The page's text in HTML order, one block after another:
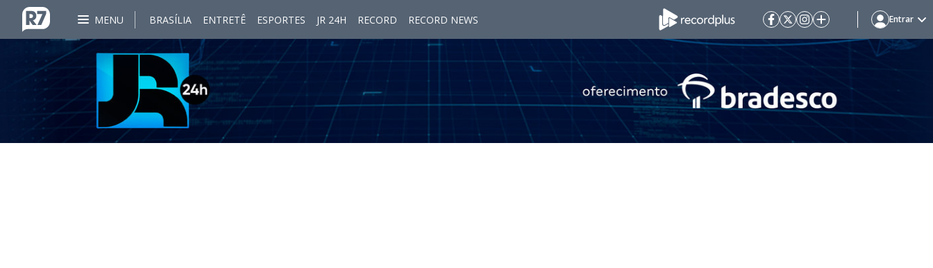
MENU BRASÍLIA ENTRETÊ ESPORTES JR 24H RECORD RECORD NEWS Entrar